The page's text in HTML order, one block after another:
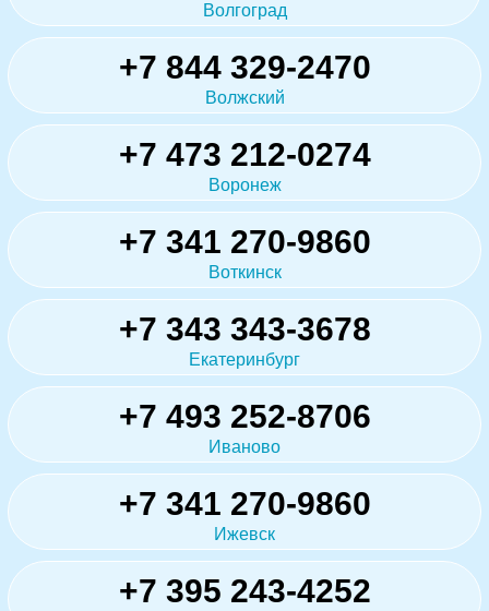
Волгоград
+7 844 329-2470
Волжский
+7 473 212-0274
Воронеж
+7 341 270-9860
Воткинск
+7 343 343-3678
Екатеринбург
+7 493 252-8706
Иваново
+7 341 270-9860
Ижевск
+7 395 243-4252